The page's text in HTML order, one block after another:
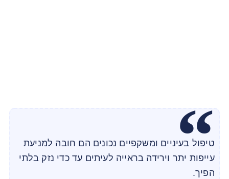
טיפול בעיניים ומשקפיים נכונים הם חובה למניעת
עייפות יתר וירידה בראייה לעיתים עד כדי נזק בלתי
הפיך.